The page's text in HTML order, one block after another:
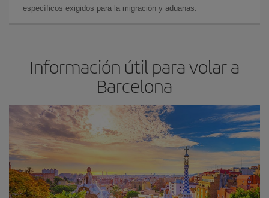
específicos exigidos para la migración y aduanas.
Información útil para volar a
Barcelona